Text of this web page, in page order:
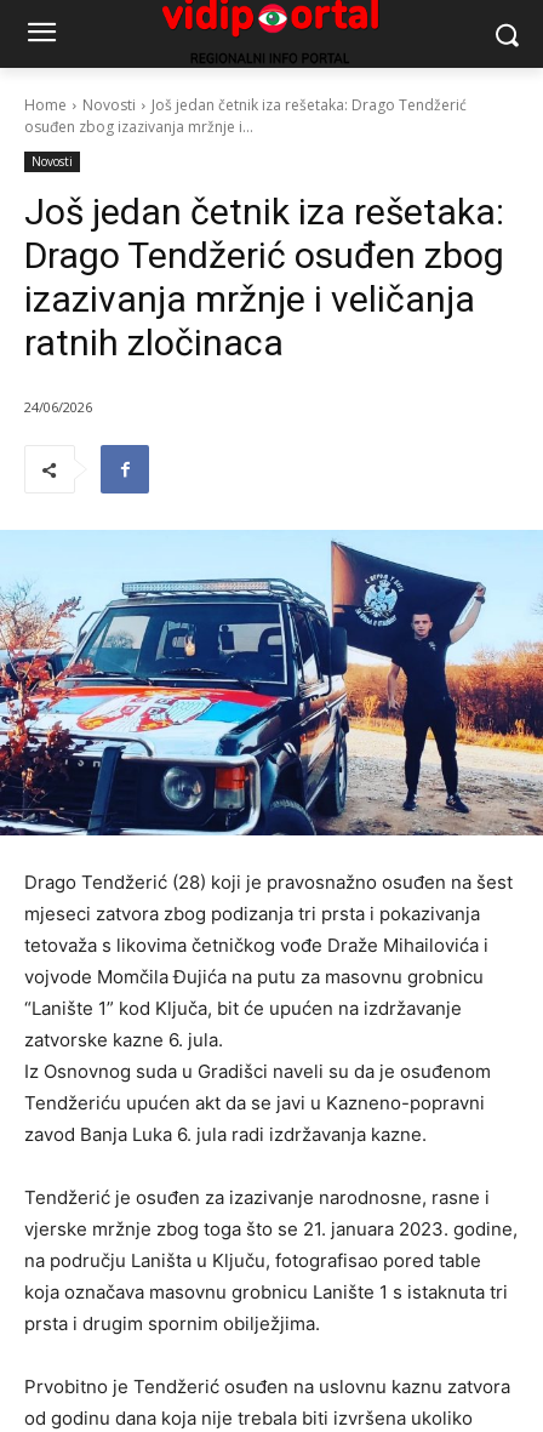
Home Novosti
Još jedan četnik iza rešetaka: Drago Tendžerić
osuđen zbog izazivanja mržnje i...
Novosti
Još jedan četnik iza rešetaka:
Drago Tendžerić osuđen zbog
izazivanja mržnje i veličanja
ratnih zločinaca
24/06/2026
Drago Tendžerić (28) koji je pravosnažno osuđen na šest
mjeseci zatvora zbog podizanja tri prsta i pokazivanja
tetovaža s likovima četničkog vođe Draže Mihailovića i
vojvode Momčila Đujića na putu za masovnu grobnicu
“Lanište 1” kod Ključa, bit će upućen na izdržavanje
zatvorske kazne 6. jula.
Iz Osnovnog suda u Gradišci naveli su da je osuđenom
Tendžeriću upućen akt da se javi u Kazneno-popravni
zavod Banja Luka 6. jula radi izdržavanja kazne.
Tendžerić je osuđen za izazivanje narodnosne, rasne i
vjerske mržnje zbog toga što se 21. januara 2023. godine,
na području Laništa u Ključu, fotografisao pored table
koja označava masovnu grobnicu Lanište 1 s istaknutа tri
prsta i drugim spornim obilježjima.
Prvobitno je Tendžerić osuđen na uslovnu kaznu zatvora
od godinu dana koja nije trebala biti izvršena ukoliko